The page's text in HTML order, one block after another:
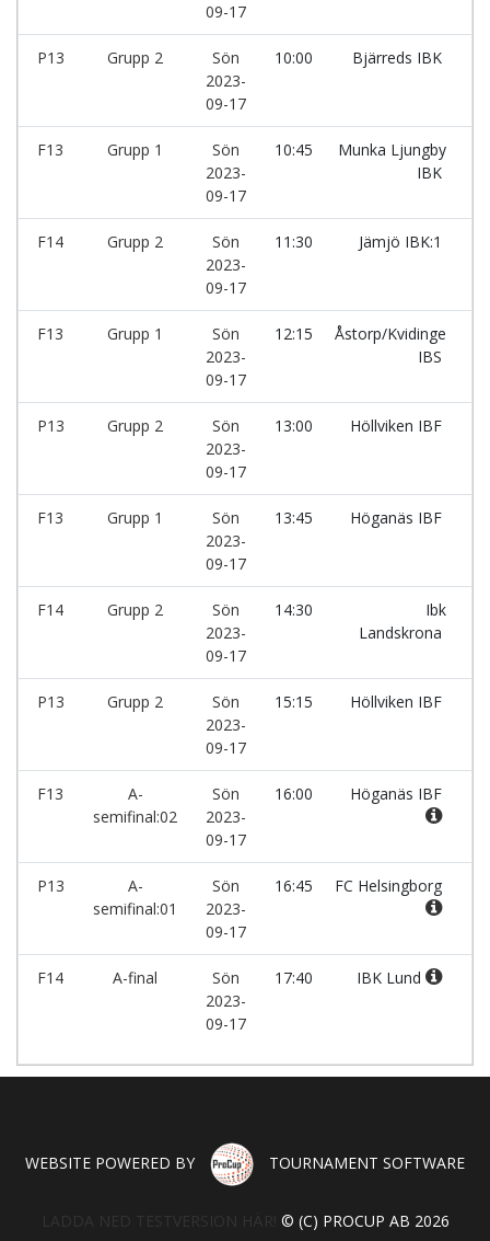
09-17
P13 Grupp 2
Sön
2023-
09-17
10:00 Bjärreds IBK
F13 Grupp 1
Sön
2023-
09-17
10:45
Munka Ljungby
IBK
F14 Grupp 2
Sön
2023-
09-17
11:30 Jämjö IBK:1
F13 Grupp 1
Sön
2023-
09-17
12:15
Åstorp/Kvidinge
IBS
P13 Grupp 2
Sön
2023-
09-17
13:00 Höllviken IBF
F13 Grupp 1
Sön
2023-
09-17
13:45 Höganäs IBF
F14 Grupp 2
Sön
2023-
09-17
14:30
Ibk
Landskrona
P13 Grupp 2
Sön
2023-
09-17
15:15 Höllviken IBF
F13
A-
semifinal:02
Sön
2023-
09-17
16:00 Höganäs IBF
P13
A-
semifinal:01
Sön
2023-
09-17
16:45 FC Helsingborg
F14 A-final
Sön
2023-
09-17
17:40 IBK Lund
WEBSITE POWERED BY TOURNAMENT SOFTWARE
© (C) PROCUP AB 2026